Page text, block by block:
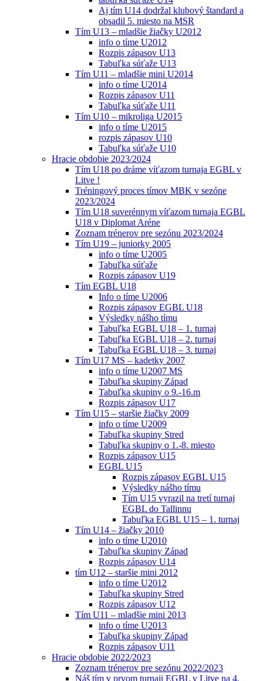
Aj tím U14 dodržal klubový štandard a
obsadil 5. miesto na MSR
Tím U13 – mladšie žiačky U2012
info o tíme U2012
Rozpis zápasov U13
Tabuľka súťaže U13
Tím U11 – mladšie mini U2014
info o tíme U2014
Rozpis zápasov U11
Tabuľka súťaže U11
Tím U10 – mikroliga U2015
info o tíme U2015
rozpis zápasov U10
Tabuľka súťaže U10
Hracie obdobie 2023/2024
Tím U18 po dráme víťazom turnaja EGBL v
Litve !
Tréningový proces tímov MBK v sezóne
2023/2024
Tím U18 suverénnym víťazom turnaja EGBL
U18 v Diplomat Aréne
Zoznam trénerov pre sezónu 2023/2024
Tím U19 – juniorky 2005
info o tíme U2005
Tabuľka súťaže
Rozpis zápasov U19
Tím EGBL U18
Info o tíme U2006
Rozpis zápasov EGBL U18
Výsledky nášho tímu
Tabuľka EGBL U18 – 1. turnaj
Tabuľka EGBL U18 – 2. turnaj
Tabuľka EGBL U18 – 3. turnaj
Tím U17 MS – kadetky 2007
info o tíme U2007 MS
Tabuľka skupiny Západ
Tabuľka skupiny o 9.-16.m
Rozpis zápasov U17
Tím U15 – staršie žiačky 2009
info o tíme U2009
Tabuľka skupiny Stred
Tabuľka skupiny o 1.-8. miesto
Rozpis zápasov U15
EGBL U15
Rozpis zápasov EGBL U15
Výsledky nášho tímu
Tím U15 vyrazil na tretí turnaj
EGBL do Tallinnu
Tabuľka EGBL U15 – 1. turnaj
Tím U14 – žiačky 2010
info o tíme U2010
Tabuľka skupiny Západ
Rozpis zápasov U14
tím U12 – staršie mini 2012
info o tíme U2012
Tabuľka skupiny Stred
Rozpis zápasov U12
Tím U11 – mladšie mini 2013
info o tíme U2013
Tabuľka skupiny Západ
Rozpis zápasov U11
Hracie obdobie 2022/2023
Zoznam trénerov pre sezónu 2022/2023
Náš tím v prvom turnaji EGBL v Litve na 4.